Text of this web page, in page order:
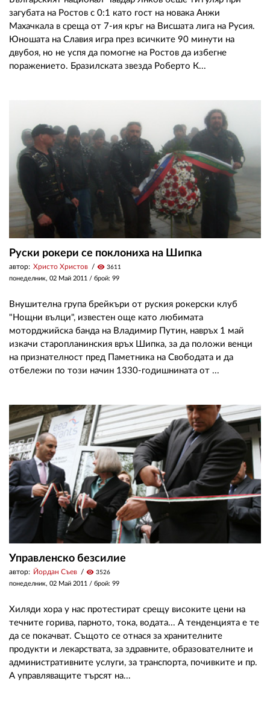
загубата на Ростов с 0:1 като гост на новака Анжи
Махачкала в среща от 7-ия кръг на Висшата лига на Русия.
Юношата на Славия игра през всичките 90 минути на
двубоя, но не успя да помогне на Ростов да избегне
поражението. Бразилската звезда Роберто К...
Руски рокери се поклониха на Шипка
автор: Христо Христов visibility 3611
понеделник, 02 Май 2011 / брой: 99
Внушителна група брейкъри от руския рокерски клуб
"Нощни вълци", известен още като любимата
моторджийска банда на Владимир Путин, навръх 1 май
изкачи старопланинския връх Шипка, за да положи венци
на признателност пред Паметника на Свободата и да
отбележи по този начин 1330-годишнината от ...
Управленско безсилие
автор: Йордан Съев visibility 3526
понеделник, 02 Май 2011 / брой: 99
Хиляди хора у нас протестират срещу високите цени на
течните горива, парното, тока, водата... А тенденцията е те
да се покачват. Същото се отнася за хранителните
продукти и лекарствата, за здравните, образователните и
административните услуги, за транспорта, почивките и пр.
А управляващите търсят на...